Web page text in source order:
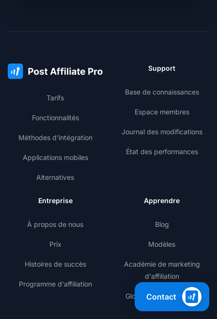
Tarifs
Fonctionnalités
Méthodes d'intégration
Applications mobiles
Alternatives
Support
Base de connaissances
Espace membres
Journal des modifications
État des performances
Entreprise
À propos de nous
Prix
Histoires de succès
Programme d'affiliation
Apprendre
Blog
Modèles
Académie de marketing
d'affiliation
Glossaire du marketing
Contact